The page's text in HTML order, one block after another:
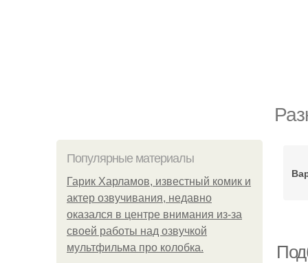
Популярные материалы
Гарик Харламов, известный комик и
актер озвучивания, недавно
оказался в центре внимания из-за
своей работы над озвучкой
мультфильма про колобка.